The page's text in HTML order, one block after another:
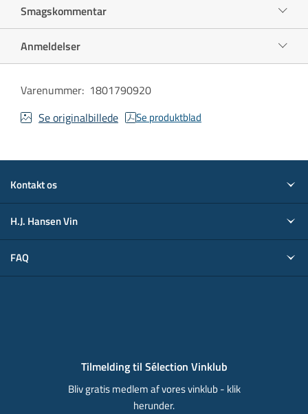
Smagskommentar
Anmeldelser
Varenummer: 1801790920
Se originalbillede
Se produktblad
Kontakt os
H.J. Hansen Vin
FAQ
Tilmelding til Sélection Vinklub
Bliv gratis medlem af vores vinklub - klik
herunder.